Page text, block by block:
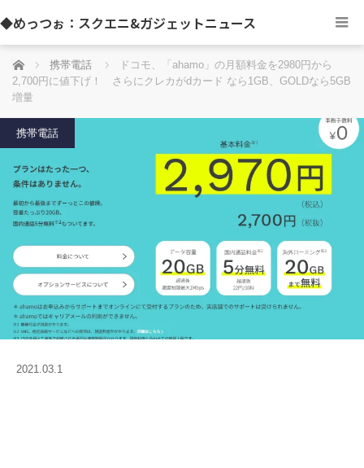
◆めっつぉ：スクエニ&ガジェットニュース
ホーム 携帯電話
ドコモ、「ahamo」の月額料金を2980円から
2,700円に値下げ！ さらにクレカがdカード なら1GB、GOLDなら5GB
増量
携帯電話
2021.03.1